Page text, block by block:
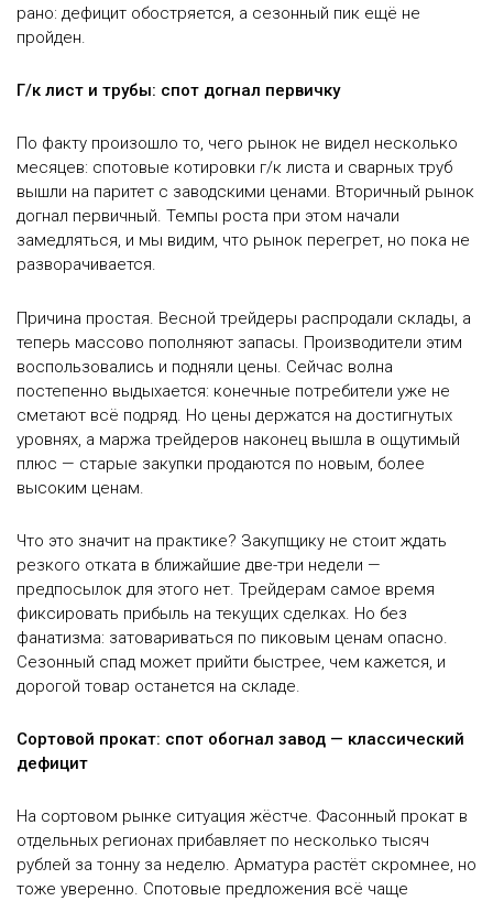
рано: дефицит обостряется, а сезонный пик ещё не
пройден.
Г/к лист и трубы: спот догнал первичку
По факту произошло то, чего рынок не видел несколько
месяцев: спотовые котировки г/к листа и сварных труб
вышли на паритет с заводскими ценами. Вторичный рынок
догнал первичный. Темпы роста при этом начали
замедляться, и мы видим, что рынок перегрет, но пока не
разворачивается.
Причина простая. Весной трейдеры распродали склады, а
теперь массово пополняют запасы. Производители этим
воспользовались и подняли цены. Сейчас волна
постепенно выдыхается: конечные потребители уже не
сметают всё подряд. Но цены держатся на достигнутых
уровнях, а маржа трейдеров наконец вышла в ощутимый
плюс — старые закупки продаются по новым, более
высоким ценам.
Что это значит на практике? Закупщику не стоит ждать
резкого отката в ближайшие две-три недели —
предпосылок для этого нет. Трейдерам самое время
фиксировать прибыль на текущих сделках. Но без
фанатизма: затовариваться по пиковым ценам опасно.
Сезонный спад может прийти быстрее, чем кажется, и
дорогой товар останется на складе.
Сортовой прокат: спот обогнал завод — классический
дефицит
На сортовом рынке ситуация жёстче. Фасонный прокат в
отдельных регионах прибавляет по несколько тысяч
рублей за тонну за неделю. Арматура растёт скромнее, но
тоже уверенно. Спотовые предложения всё чаще